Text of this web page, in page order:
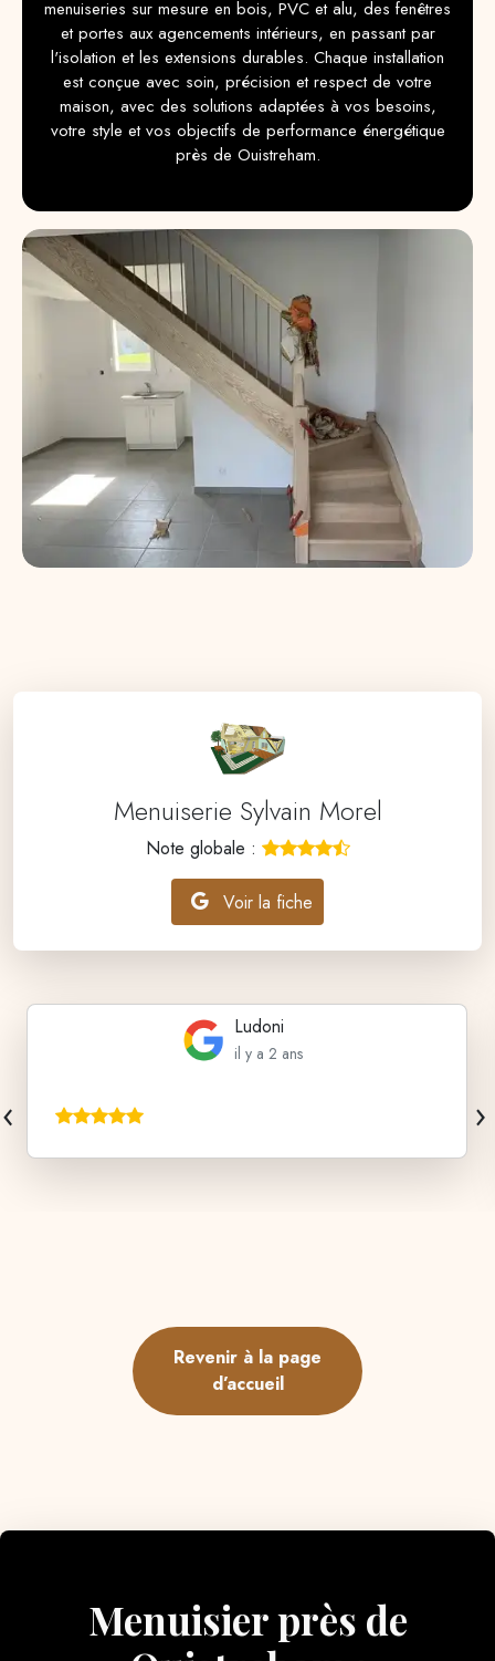
menuiseries sur mesure en bois, PVC et alu, des fenêtres
et portes aux agencements intérieurs, en passant par
l'isolation et les extensions durables. Chaque installation
est conçue avec soin, précision et respect de votre
maison, avec des solutions adaptées à vos besoins,
votre style et vos objectifs de performance énergétique
près de Ouistreham.
Menuiserie Sylvain Morel
Note globale :
Voir la fiche
Ludoni
il y a 2 ans
‹ ›
Revenir à la page
d’accueil
Menuisier près de